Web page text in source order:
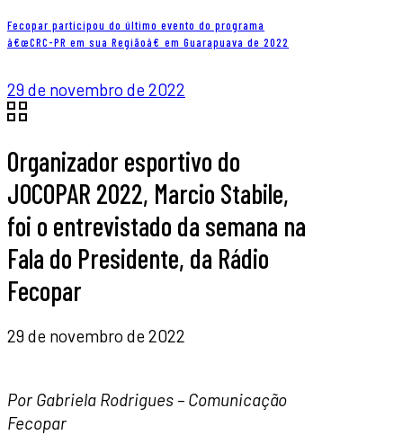
Fecopar participou do último evento do programa
â€œCRC-PR em sua Regiãoâ€ em Guarapuava de 2022
29 de novembro de 2022
Organizador esportivo do
JOCOPAR 2022, Marcio Stabile,
foi o entrevistado da semana na
Fala do Presidente, da Rádio
Fecopar
29 de novembro de 2022
Por Gabriela Rodrigues – Comunicação
Fecopar